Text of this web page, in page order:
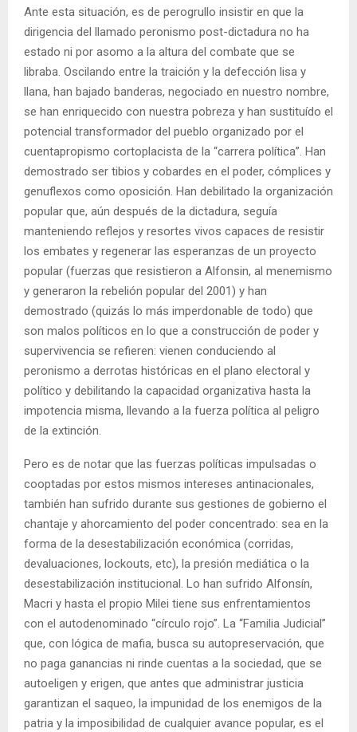
Ante esta situación, es de perogrullo insistir en que la
dirigencia del llamado peronismo post-dictadura no ha
estado ni por asomo a la altura del combate que se
libraba. Oscilando entre la traición y la defección lisa y
llana, han bajado banderas, negociado en nuestro nombre,
se han enriquecido con nuestra pobreza y han sustituído el
potencial transformador del pueblo organizado por el
cuentapropismo cortoplacista de la “carrera política”. Han
demostrado ser tibios y cobardes en el poder, cómplices y
genuflexos como oposición. Han debilitado la organización
popular que, aún después de la dictadura, seguía
manteniendo reflejos y resortes vivos capaces de resistir
los embates y regenerar las esperanzas de un proyecto
popular (fuerzas que resistieron a Alfonsin, al menemismo
y generaron la rebelión popular del 2001) y han
demostrado (quizás lo más imperdonable de todo) que
son malos políticos en lo que a construcción de poder y
supervivencia se refieren: vienen conduciendo al
peronismo a derrotas históricas en el plano electoral y
político y debilitando la capacidad organizativa hasta la
impotencia misma, llevando a la fuerza política al peligro
de la extinción.
Pero es de notar que las fuerzas políticas impulsadas o
cooptadas por estos mismos intereses antinacionales,
también han sufrido durante sus gestiones de gobierno el
chantaje y ahorcamiento del poder concentrado: sea en la
forma de la desestabilización económica (corridas,
devaluaciones, lockouts, etc), la presión mediática o la
desestabilización institucional. Lo han sufrido Alfonsín,
Macri y hasta el propio Milei tiene sus enfrentamientos
con el autodenominado “círculo rojo”. La “Familia Judicial”
que, con lógica de mafia, busca su autopreservación, que
no paga ganancias ni rinde cuentas a la sociedad, que se
autoeligen y erigen, que antes que administrar justicia
garantizan el saqueo, la impunidad de los enemigos de la
patria y la imposibilidad de cualquier avance popular, es el